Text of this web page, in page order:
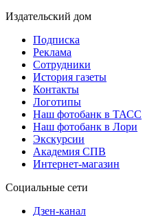
Издательский дом
Подписка
Реклама
Сотрудники
История газеты
Контакты
Логотипы
Наш фотобанк в ТАСС
Наш фотобанк в Лори
Экскурсии
Академия СПВ
Интернет-магазин
Социальные сети
Дзен-канал